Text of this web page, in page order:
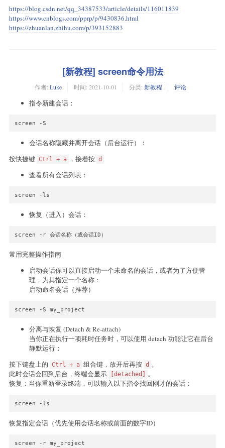
https://blog.csdn.net/qq_34387533/article/details/116011839
https://www.cnblogs.com/pprp/p/9430836.html
https://zhuanlan.zhihu.com/p/393152883
[新教程] screen命令用法
作者: Luke 时间: 2021-10-01 分类: 新教程 评论
指令新建会话：
screen -S
会话名称隐藏并离开会话（后台运行）：
按快捷键 Ctrl + a ，接着按 d
查看所有会话列表：
screen -ls
恢复（进入）会话：
screen -r 会话名称（或会话ID）
常用完整操作指南
启动会话你可以直接启动一个未命名的会话，或者为了方便管
理，为其指定一个名称：
启动命名会话（推荐）
screen -S my_project
分离与恢复 (Detach & Re-attach)
当你正在执行一项耗时任务时，可以使用 detach 功能让它在后台
静默运行：
按下键盘上的 Ctrl + a 组合键，放开后再按 d 。
此时会话会回到后台，终端会显示
[detached]
。
恢复：当你重新登录终端，可以输入以下指令找回刚才的会话：
screen -ls
恢复指定会话（优先使用会话名称或前面的数字ID）
screen -r my_project